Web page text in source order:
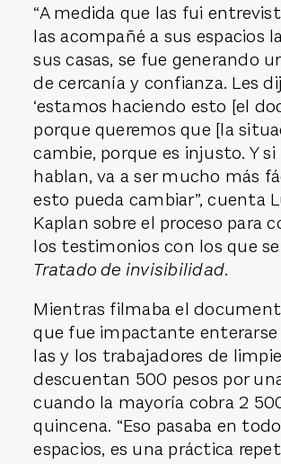
“A medida que las fui
las acompañé a sus espacios
sus casas, se fue generando
de cercanía y confianza. Les
‘estamos haciendo esto [el
porque queremos que [la
cambie, porque es injusto. Y
hablan, va a ser mucho más
esto pueda cambiar”, cuenta
Kaplan sobre el proceso para
los testimonios con los que
Tratado de invisibilidad.
Mientras filmaba el
que fue impactante enterarse
las y los trabajadores de
descuentan 500 pesos por
cuando la mayoría cobra 2
quincena. “Eso pasaba en
espacios, es una práctica